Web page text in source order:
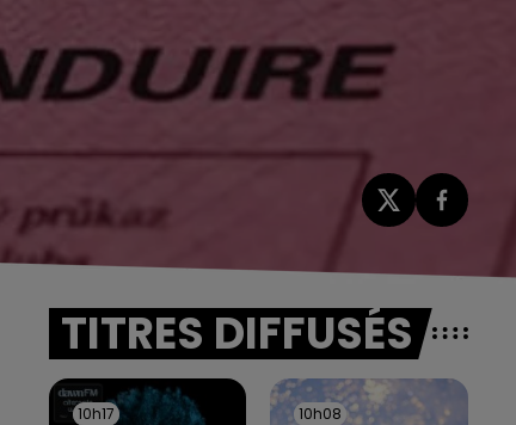
TITRES DIFFUSÉS
10h17
10h17 10h08
10h08